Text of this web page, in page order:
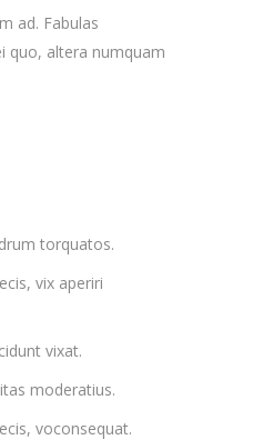
ad. Fabulas
quo, altera numquam
torquatos.
vix aperiri
vixat.
moderatius.
voconsequat.